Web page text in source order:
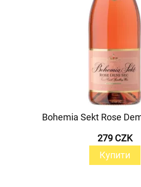
Bohemia Sekt Rose
279 CZK
Купити